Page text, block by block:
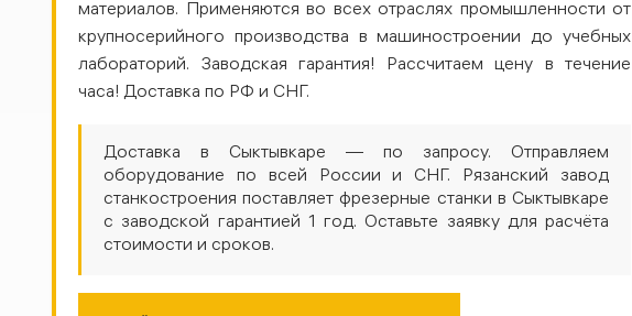
материалов. Применяются во всех отраслях промышленности от
крупносерийного производства в машиностроении до учебных
лабораторий. Заводская гарантия! Рассчитаем цену в течение
часа! Доставка по РФ и СНГ.
Доставка в Сыктывкаре — по запросу. Отправляем
оборудование по всей России и СНГ. Рязанский завод
станкостроения поставляет фрезерные станки в Сыктывкаре
с заводской гарантией 1 год. Оставьте заявку для расчёта
стоимости и сроков.